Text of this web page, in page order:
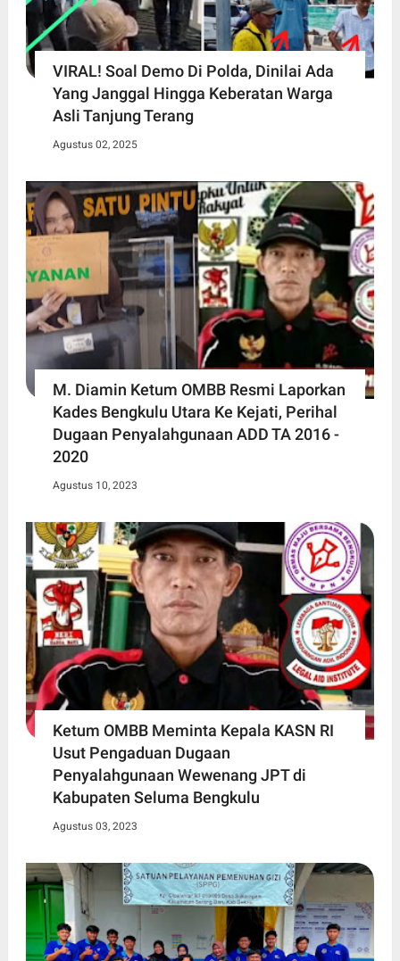
VIRAL! Soal Demo Di Polda, Dinilai Ada
Yang Janggal Hingga Keberatan Warga
Asli Tanjung Terang
Agustus 02, 2025
M. Diamin Ketum OMBB Resmi Laporkan
Kades Bengkulu Utara Ke Kejati, Perihal
Dugaan Penyalahgunaan ADD TA 2016 -
2020
Agustus 10, 2023
Ketum OMBB Meminta Kepala KASN RI
Usut Pengaduan Dugaan
Penyalahgunaan Wewenang JPT di
Kabupaten Seluma Bengkulu
Agustus 03, 2023